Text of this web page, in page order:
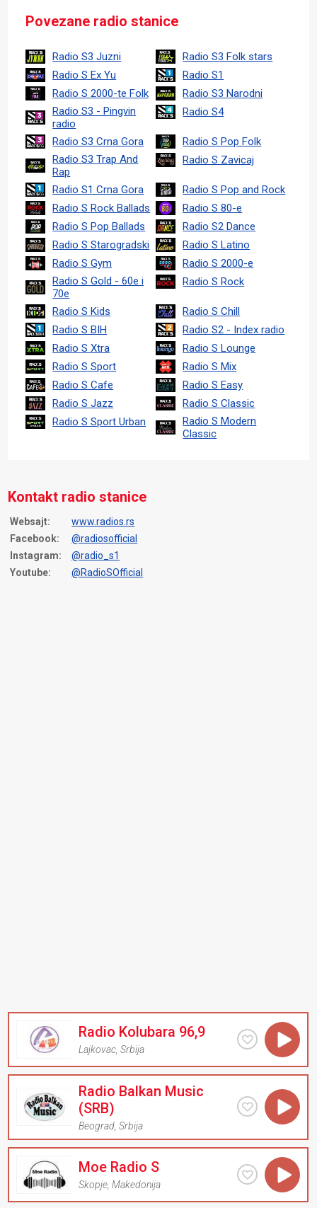
Povezane radio stanice
Radio S3 Juzni
Radio S3 Folk stars
Radio S Ex Yu
Radio S1
Radio S 2000-te Folk
Radio S3 Narodni
Radio S3 - Pingvin
radio
Radio S4
Radio S3 Crna Gora
Radio S Pop Folk
Radio S3 Trap And
Rap
Radio S Zavicaj
Radio S1 Crna Gora
Radio S Pop and Rock
Radio S Rock Ballads
Radio S 80-e
Radio S Pop Ballads
Radio S2 Dance
Radio S Starogradski
Radio S Latino
Radio S Gym
Radio S 2000-e
Radio S Gold - 60e i
70e
Radio S Rock
Radio S Kids
Radio S Chill
Radio S BIH
Radio S2 - Index radio
Radio S Xtra
Radio S Lounge
Radio S Sport
Radio S Mix
Radio S Cafe
Radio S Easy
Radio S Jazz
Radio S Classic
Radio S Sport Urban
Radio S Modern
Classic
Kontakt radio stanice
Websajt:
www.radios.rs
Facebook:
@radiosofficial
Instagram:
@radio_s1
Youtube:
@RadioSOfficial
Radio Kolubara 96,9
Lajkovac ,Srbija
Radio Balkan Music
(SRB)
Beograd ,Srbija
Moe Radio S
Skopje ,Makedonija